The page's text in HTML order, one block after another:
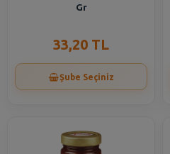
Gr
33,20 TL
Şube Seçiniz